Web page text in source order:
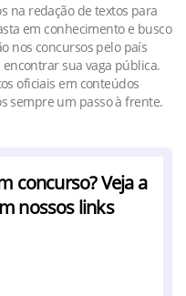
na redação de textos para
em conhecimento e busco
nos concursos pelo país
sua vaga pública.
oficiais em conteúdos
sempre um passo à frente.
concurso? Veja a
nossos links